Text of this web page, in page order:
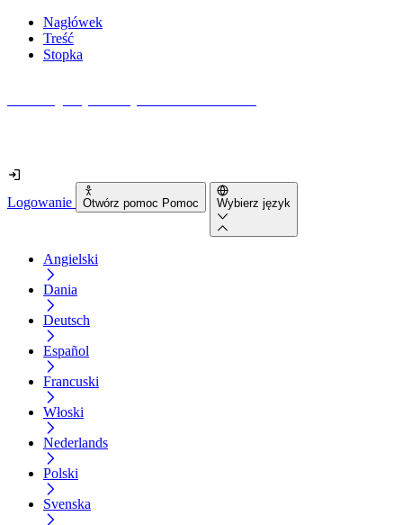
Nagłówek
Treść
Stopka
Logowanie Otwórz pomoc Pomoc Wybierz język
Angielski
Dania
Deutsch
Español
Francuski
Włoski
Nederlands
Polski
Svenska